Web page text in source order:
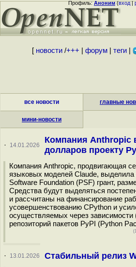
Профиль:Аноним(вход|
[ новости/+++ форум| теги|
все новости главные
мини-новости
· 14.01.2026
Компания Anthropic
долларов проекту
Компания Anthropic, продвигающая
языковых моделей Claude, выделила
Software Foundation (PSF) грант,
Средства будут выделяться
и рассчитаны на финансирование
усовершенствованию CPython и
осуществляемых через зависимости
репозиторий пакетов PyPI (Python
· 13.01.2026 Стабильный релиз